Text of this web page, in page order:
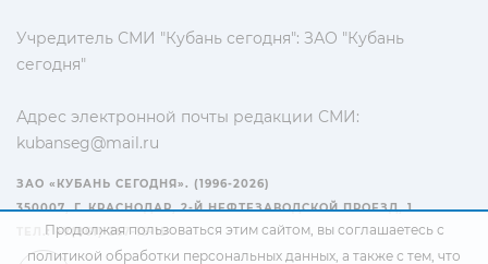
Учредитель СМИ "Кубань сегодня": ЗАО "Кубань
сегодня"
Адрес электронной почты редакции СМИ:
kubanseg@mail.ru
ЗАО «КУБАНЬ СЕГОДНЯ». (1996-2026)
350007, Г. КРАСНОДАР, 2-Й НЕФТЕЗАВОДСКОЙ ПРОЕЗД, 1
ТЕЛ.: +7(861) 267-15-15
Продолжая пользоваться этим сайтом, вы соглашаетесь с
политикой обработки персональных данных, а также с тем, что